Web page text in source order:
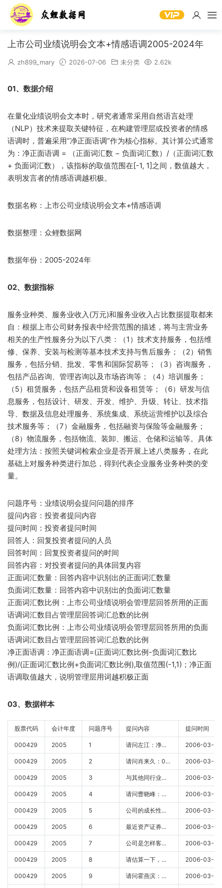
上市公司业绩说明会文本+情感语调2005-2024年
zh899_mary 2026-07-06 未分类 2.62k
01、数据介绍
在量化业绩说明会文本时，研究者通常采用自然语言处理
（NLP）技术来提取关键特征，在构建管理层或投资者的情感
语调时，普遍采用“净正面语调”作为核心指标。其计算公式通常
为：净正面语调 = （正面词汇数 − 负面词汇数）/（正面词汇数
+ 负面词汇数），该指标的取值范围在[-1, 1]之间，数值越大，
表明发言者的情感语调越积极。
数据名称：上市公司业绩说明会文本+情感语调
数据整理：众鲤数据网
数据年份：2005-2024年
02、数据指标
服务业种类、服务业收入(万元)和服务业收入占比数据提取都来
自：根据上市公司财务报表中经营范围的描述，将与主营业务
相关的生产性服务分为以下八类：（1）技术支持服务，包括维
修、保养、安装与检测等基本技术支持与售后服务；（2）销售
服务，包括分销、批发、零售和国际贸易等；（3）咨询服务，
包括产品咨询、管理咨询以及市场咨询等；（4）培训服务；
（5）租赁服务，包括产品租赁和设备租赁等；（6）研发与信
息服务，包括设计、研发、开发、维护、升级、转让、技术指
导、数据及信息处理服务、系统集成、系统运营维护以及综合
技术服务等；（7）金融服务，包括融资与保险等金融服务；
（8）物流服务，包括物流、装卸、搬运、仓储和运输等。具体
处理方法：按照关键词检索企业是否开展上述八类服务，在此
基础上对服务种类进行加总，得到代表企业服务业务种类的变
量。
问题序号：业绩说明会提问问题的排序
提问内容：投资者提问内容
提问时间：投资者提问时间
回答人：回复投资者提问的人员
回答时间：回复投资者提问的时间
回答内容：对投资者提问的具体回复内容
正面词汇数量：回答内容中识别出的正面词汇数量
负面词汇数量：回答内容中识别出的负面词汇数量
正面词汇数比例：上市公司业绩说明会管理层回答所用的正面
语调词汇数目占管理层回答词汇总数的比例
负面词汇数比例：上市公司业绩说明会管理层回答所用的负面
语调词汇数目占管理层回答词汇总数的比例
净正面语调：净正面语调=(正面词汇数比例-负面词汇数比
例)/(正面词汇数比例+负面词汇数比例),取值范围(-1,1)；净正面
语调取值越大，说明管理层用词越积极正面
03、数据样本
股票代码 会计年度 问题序号 提问内容 提问时间
000429 2005 1 请问左江：净利润增幅大于收入和主营业务利润的增幅,主要是什么原因呢?
000429 2005 2 请问肖来久：05年报的业绩还可以,请问今年06年的业绩情况预计什么情况?能达到多少的增幅?
000429 2005 3 与其他同行业的上市公司例如宁沪高速\深高速\皖通高速\华北高速\东北高速\赣粤高速等等上市公司相比较,粤高速的融资成本和维修费等财务指标在行业中处于什么地位呢？
000429 2005 4 请问曹晓峰：过去三年的利润增长率分别为多少?
000429 2005 5 公司的成长性太差，公司高管是否尽职，公司高管年薪多少，占利润的比例？是否公开娉请能带来成长性的高管？
000429 2005 6 最近资产证券化，发行短期融资券都很火，也是降低成本的手段，公司有没有考虑？
000429 2005 7 公司是怎样客观地认识和评价中小股东对公司的作用？对于投资贵公司而亏损的股东，你想说点什么？
000429 2005 8 请估算一下，现在重新建设公司拥有的公路和桥梁，需要多少投资？
000429 2005 9 请问霍燕滨：公司高管有没有”自律”的具体措施?